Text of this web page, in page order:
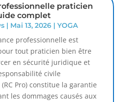
praticien
complet
| Mai 13, 2026| YOGA
professionnelle est
tout praticien bien être
en sécurité juridique et
civile
Pro) constitue la garantie
les dommages causés aux